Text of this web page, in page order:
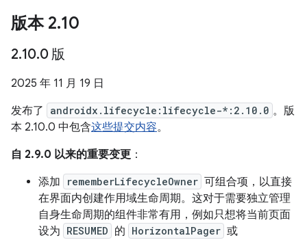
版本 2.10
2.10.0 版
2025 年 11 月 19 日
发布了
androidx.lifecycle:lifecycle-*:2.10.0 。版
本 2.10.0 中包含这些提交内容。
自 2.9.0 以来的重要变更 ：
添加
rememberLifecycleOwner 可组合项，以直接
在界面内创建作用域生命周期。这对于需要独立管理
自身生命周期的组件非常有用，例如只想将当前页面
设为 RESUMED 的 HorizontalPager 或